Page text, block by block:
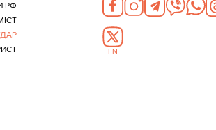
РФ
EN